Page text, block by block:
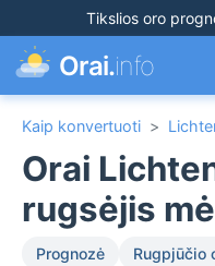
Tikslios oro
Orai.info
Kaip konvertuoti >
Orai
rugsėjis
Prognozė Rugpjūčio